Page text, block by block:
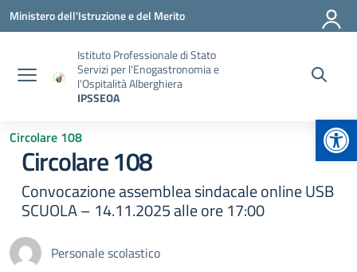
Vai ai contenuti
Vai al menu di navigazione
Vai al footer
Ministero dell'Istruzione e del Merito
Istituto Professionale di Stato
Servizi per l'Enogastronomia e
l'Ospitalità Alberghiera
IPSSEOA
Circolare 108
Circolare 108
Convocazione assemblea sindacale online USB
SCUOLA – 14.11.2025 alle ore 17:00
Personale scolastico